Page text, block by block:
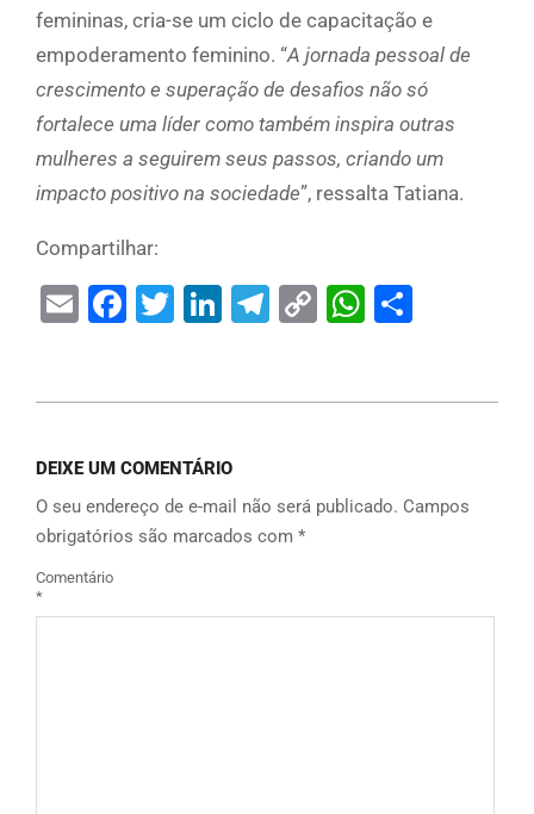
femininas, cria-se um ciclo de capacitação e
empoderamento feminino. “A jornada pessoal de
crescimento e superação de desafios não só
fortalece uma líder como também inspira outras
mulheres a seguirem seus passos, criando um
impacto positivo na sociedade”, ressalta Tatiana.
Compartilhar:
EmailFacebook
Twitter
LinkedIn
Telegram
Copy
DEIXE UM COMENTÁRIO
O seu endereço de e-mail não será publicado. Campos
obrigatórios são marcados com *
Comentário
*